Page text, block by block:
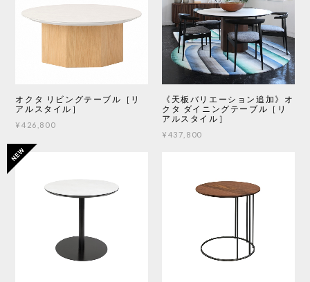
オクタ リビングテーブル［リ
アルスタイル］
¥426,800
《天板バリエーション追加》オ
クタ ダイニングテーブル［リ
アルスタイル］
¥437,800